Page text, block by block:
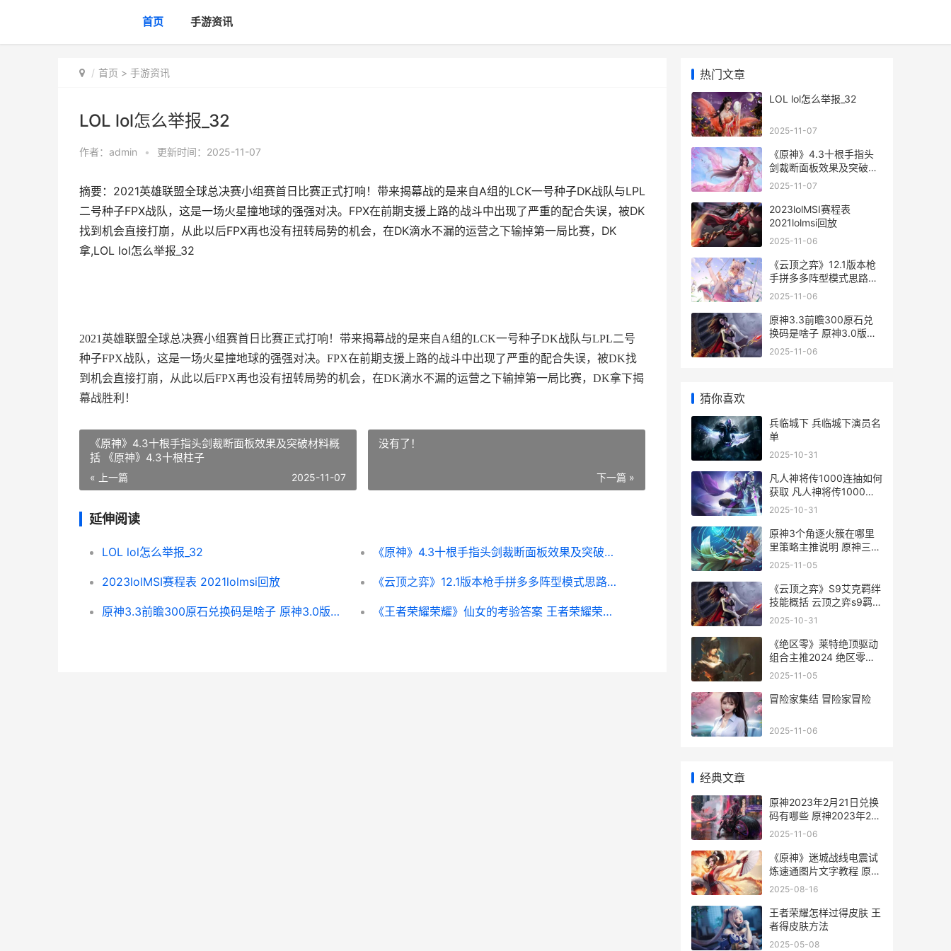
首页 手游资讯
首页 > 手游资讯
LOL lol怎么举报_32
作者： admin • 更新时间：2025-11-07
摘要：2021英雄联盟全球总决赛小组赛首日比赛正式打响！带来揭幕战的是来自A组的LCK一号种子DK战队与LPL
二号种子FPX战队，这是一场火星撞地球的强强对决。FPX在前期支援上路的战斗中出现了严重的配合失误，被DK
找到机会直接打崩，从此以后FPX再也没有扭转局势的机会，在DK滴水不漏的运营之下输掉第一局比赛，DK
拿,LOL lol怎么举报_32
2021英雄联盟全球总决赛小组赛首日比赛正式打响！带来揭幕战的是来自A组的LCK一号种子DK战队与LPL二号
种子FPX战队，这是一场火星撞地球的强强对决。FPX在前期支援上路的战斗中出现了严重的配合失误，被DK找
到机会直接打崩，从此以后FPX再也没有扭转局势的机会，在DK滴水不漏的运营之下输掉第一局比赛，DK拿下揭
幕战胜利！
《原神》4.3十根手指头剑裁断面板效果及突破材料概
括 《原神》4.3十根柱子
« 上一篇 2025-11-07
没有了！
下一篇 »
延伸阅读
LOL lol怎么举报_32 《原神》4.3十根手指头剑裁断面板效果及突破材料概括 《原神》4.3十根柱子
2023lolMSI赛程表 2021lolmsi回放 《云顶之弈》12.1版本枪手拼多多阵型模式思路 《云顶之弈》手游下载
原神3.3前瞻300原石兑换码是啥子 原神3.0版本什么时候更新 《王者荣耀荣耀》仙女的考验答案 王者荣耀荣耀之章
热门文章
LOL lol怎么举报_32
2025-11-07
《原神》4.3十根手指头
剑裁断面板效果及突破材
料概括 《原神》4.3十根
2025-11-07
2023lolMSI赛程表
2021lolmsi回放
2025-11-06
《云顶之弈》12.1版本枪
手拼多多阵型模式思路
《云顶之弈》手游下载
2025-11-06
原神3.3前瞻300原石兑
换码是啥子 原神3.0版本
什么时候更新
2025-11-06
猜你喜欢
兵临城下 兵临城下演员名
单
2025-10-31
凡人神将传1000连抽如何
获取 凡人神将传1000关
多少战力
2025-10-31
原神3个角逐火簇在哪里
里策略主推说明 原神三个
火
2025-11-05
《云顶之弈》S9艾克羁绊
技能概括 云顶之弈s9羁绊
一览表
2025-10-31
《绝区零》莱特绝顶驱动
组合主推2024 绝区零莱
特cv
2025-11-05
冒险家集结 冒险家冒险
2025-11-06
经典文章
原神2023年2月21日兑换
码有哪些 原神2023年2月
up池
2025-11-06
《原神》迷城战线电震试
炼速通图片文字教程 原神
迷城战线搭配
2025-08-16
王者荣耀怎样过得皮肤 王
者得皮肤方法
2025-05-08